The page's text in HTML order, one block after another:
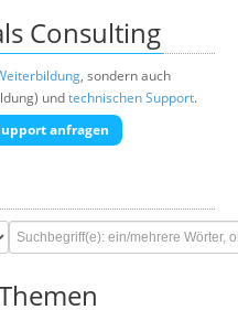
Consulting
, sondern auch
undtechnischen Support.
anfragen